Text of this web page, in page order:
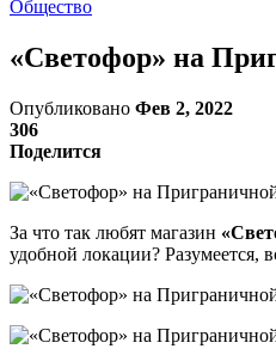
Общество
«Светофор» на
Опубликовано Фев 2, 2022
306
Поделится
За что так любят магазин
удобной локации? Разумеется,